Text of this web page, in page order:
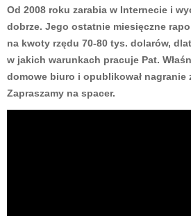
Od 2008 roku zarabia w Internecie i
dobrze. Jego ostatnie miesięczne
na kwoty rzędu 70-80 tys. dolarów,
w jakich warunkach pracuje Pat.
domowe biuro i opublikował nagranie
Zapraszamy na spacer.